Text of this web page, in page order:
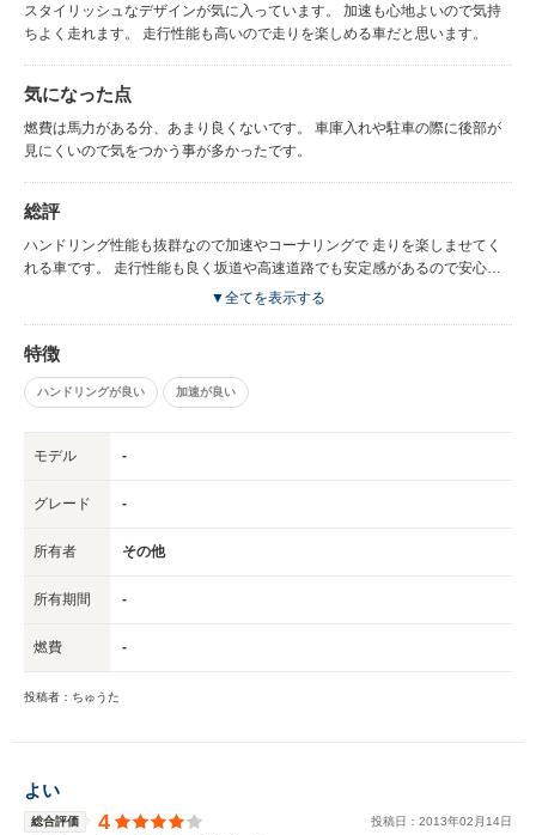
スタイリッシュなデザインが気に入っています。 加速も心地よいので気持
ちよく走れます。 走行性能も高いので走りを楽しめる車だと思います。
気になった点
燃費は馬力がある分、あまり良くないです。 車庫入れや駐車の際に後部が
見にくいので気をつかう事が多かったです。
総評
ハンドリング性能も抜群なので加速やコーナリングで 走りを楽しませてく
れる車です。 走行性能も良く坂道や高速道路でも安定感があるので安心で
▼全てを表示する
特徴
ハンドリングが良い 加速が良い
モデル -
グレード -
所有者 その他
所有期間 -
燃費 -
投稿者：ちゅうた
よい
総合評価 4 投稿日： 2013年02 月 14日